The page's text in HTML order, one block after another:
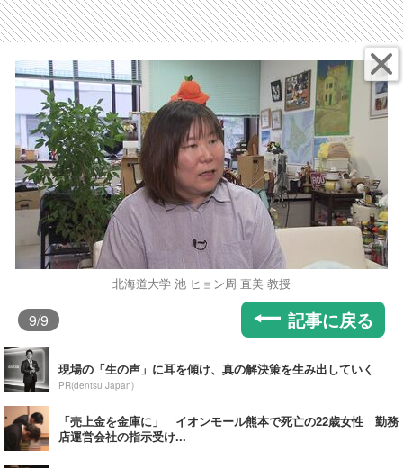
北海道大学 池 ヒョン周 直美 教授
9/9 記事に戻る
現場の「生の声」に耳を傾け、真の解決策を生み出していく
PR(dentsu Japan)
「売上金を金庫に」 イオンモール熊本で死亡の22歳女性 勤務
店運営会社の指示受け...